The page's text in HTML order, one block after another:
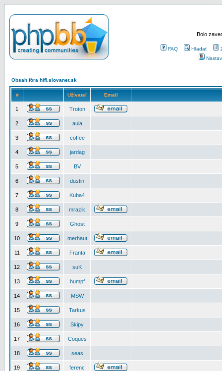
Bolo
FAQ Hľadať
Obsah fóra hifi.slovanet.sk
# Užívateľ Email
1 Troton
2 aula
3 coffee
4 jardag
5 BV
6 dustin
7 Kuba4
8 mrazik
9 Ghost
10 merhaut
11 Franta
12 suK
13 humpf
14 MSW
15 Tarkus
16 Skipy
17 Coques
18 seas
19 ferenc